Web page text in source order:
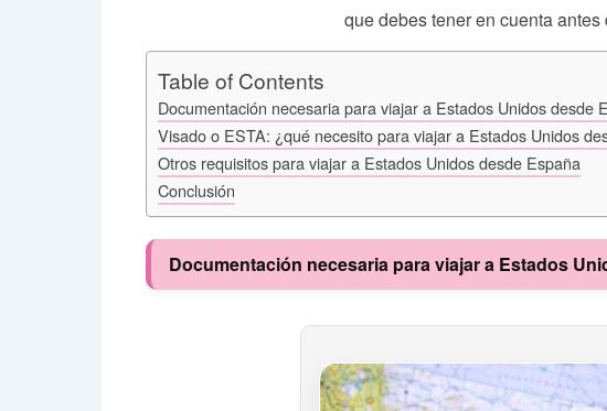
que debes tener en cuenta
Table of Contents
Documentación necesaria para viajar a Estados Unidos desde
Visado o ESTA: ¿qué necesito para viajar a Estados Unidos
Otros requisitos para viajar a Estados Unidos desde España
Conclusión
Documentación necesaria para viajar a Estados